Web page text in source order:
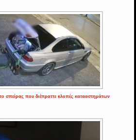
σπείρας που διέπραττε κλοπές κατααστημάτων